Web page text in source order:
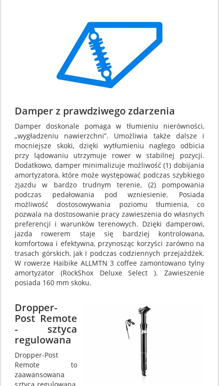
Damper z prawdziwego zdarzenia
Damper doskonale pomaga w tłumieniu nierówności,
„wygładzeniu nawierzchni”. Umożliwia także dalsze i
mocniejsze skoki, dzięki wytłumieniu nagłego odbicia
przy lądowaniu utrzymuje rower w stabilnej pozycji.
Dodatkowo, damper minimalizuje możliwość (1) dobijania
amortyzatora, które może występować podczas szybkiego
zjazdu w bardzo trudnym terenie, (2) pompowania
podczas pedałowania pod wzniesienie. Posiada
możliwość dostosowywania poziomu tłumienia, co
pozwala na dostosowanie pracy zawieszenia do własnych
preferencji i warunków terenowych. Dzięki damperowi,
jazda rowerem staje się bardziej kontrolowana,
komfortowa i efektywna, przynosząc korzyści zarówno na
trasach górskich, jak i podczas codziennych przejażdżek.
W rowerze Haibike ALLMTN 3 coffee zamontowano tylny
amortyzator (RockShox Deluxe Select ). Zawieszenie
posiada 160 mm skoku.
Dropper-
Post Remote
- sztyca
regulowana
Dropper-Post
Remote to
zaawansowana